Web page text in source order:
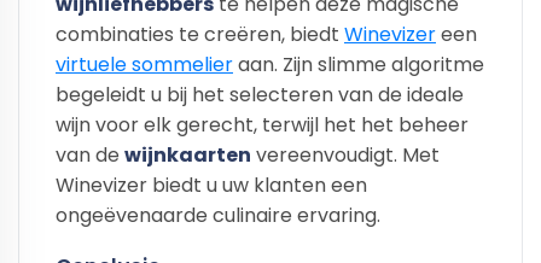
combinaties te creëren, biedt Winevizereen
virtuele sommelieraan. Zijn slimme algoritme
begeleidt u bij het selecteren van de ideale
wijn voor elk gerecht, terwijl het het beheer
van de wijnkaarten vereenvoudigt. Met
Winevizer biedt u uw klanten een
ongeëvenaarde culinaire ervaring.